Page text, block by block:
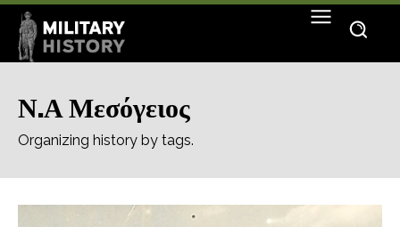
Ν.Α Μεσόγειος
Organizing history by tags.